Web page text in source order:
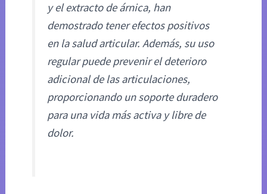
y el extracto de árnica, han
demostrado tener efectos positivos
en la salud articular. Además, su uso
regular puede prevenir el deterioro
adicional de las articulaciones,
proporcionando un soporte duradero
para una vida más activa y libre de
dolor.